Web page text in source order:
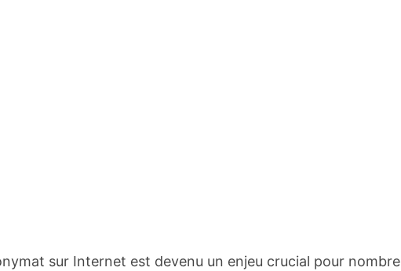
sur Internet est devenu un enjeu crucial pour nombre